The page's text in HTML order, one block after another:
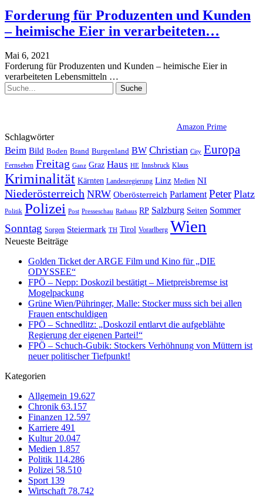
Forderung für Produzenten und Kunden
– heimische Eier in verarbeiteten…
Mai 6, 2021
Forderung für Produzenten und Kunden – heimische Eier in
verarbeiteten Lebensmitteln …
Amazon Prime
Schlagwörter
Beim Bild Boden Brand Burgenland BW Christian City Europa
Fernsehen Freitag Ganz Graz Haus HE Innsbruck Klaus
Kriminalität Kärnten Landesregierung Linz Medien NI
Niederösterreich NRW Oberösterreich Parlament Peter Platz
Politik Polizei Post Presseschau Rathaus RP Salzburg Seiten Sommer
Sonntag Sorgen Steiermark TH Tirol Vorarlberg Wien
Neueste Beiträge
Golden Ticket der ARGE Film und Kino für „DIE
ODYSSEE“
FPÖ – Nepp: Doskozil bestätigt – Mietpreisbremse ist
Mogelpackung
Grüne Wien/Pühringer, Malle: Stocker muss sich bei allen
Frauen entschuldigen
FPÖ – Schnedlitz: „Doskozil entlarvt die aufgeblähte
Regierung der eigenen Partei!“
FPÖ – Schuch-Gubik: Stockers Verhöhnung von Müttern ist
neuer politischer Tiefpunkt!
Kategorien
Allgemein 19.627
Chronik 63.157
Finanzen 12.597
Karriere 491
Kultur20.047
Medien 1.857
Politik 114.286
Polizei 58.510
Sport 139
Wirtschaft 78.742